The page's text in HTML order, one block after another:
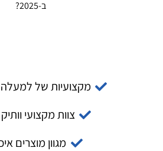
ב-2025?
מקצועיות של למעלה מ-
צוות מקצועי
מגוון מוצרים